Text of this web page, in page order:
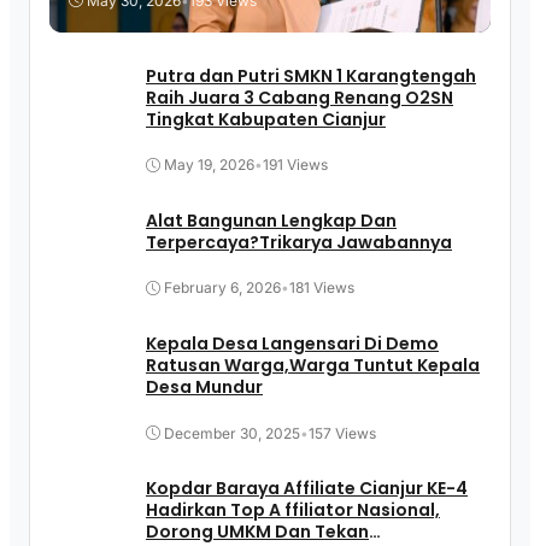
Putra dan Putri SMKN 1 Karangtengah
Raih Juara 3 Cabang Renang O2SN
Tingkat Kabupaten Cianjur
May 19, 2026•191 Views
Alat Bangunan Lengkap Dan
Terpercaya?Trikarya Jawabannya
February 6, 2026•181 Views
Kepala Desa Langensari Di Demo
Ratusan Warga,Warga Tuntut Kepala
Desa Mundur
December 30, 2025•157 Views
Kopdar Baraya Affiliate Cianjur KE-4
Hadirkan Top A ffiliator Nasional,
Dorong UMKM Dan Tekan